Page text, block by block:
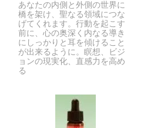
あなたの内側と外側の世界に
橋を架け、聖なる領域につな
げてくれます。行動を起こす
前に、心の奥深く内なる導き
にしっかりと耳を傾けること
が出来るように。瞑想、ビジ
ョンの現実化、直感力を高め
る